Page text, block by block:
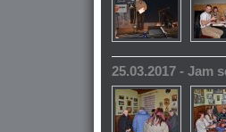
25.03.2017 - Jam